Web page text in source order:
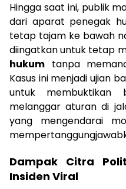
Hingga saat ini, publik
dari aparat penegak
tetap tajam ke bawah
diingatkan untuk tetap
hukum tanpa
Kasus ini menjadi ujian
untuk
melanggar aturan di
yang mengendarai
Dampak Citra
Insiden Viral